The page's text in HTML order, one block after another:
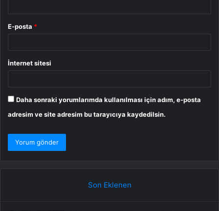
E-posta *
İnternet sitesi
Daha sonraki yorumlarımda kullanılması için adım, e-posta
adresim ve site adresim bu tarayıcıya kaydedilsin.
Son Eklenen